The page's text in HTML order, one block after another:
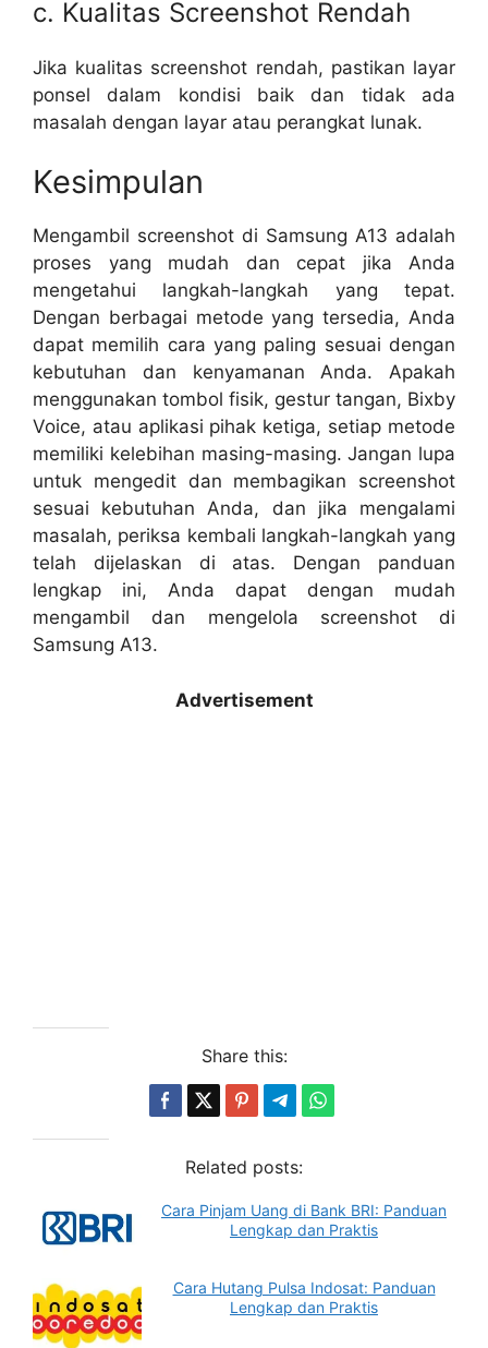
c. Kualitas Screenshot Rendah
Jika kualitas screenshot rendah, pastikan layar
ponsel dalam kondisi baik dan tidak ada
masalah dengan layar atau perangkat lunak.
Kesimpulan
Mengambil screenshot di Samsung A13 adalah
proses yang mudah dan cepat jika Anda
mengetahui langkah-langkah yang tepat.
Dengan berbagai metode yang tersedia, Anda
dapat memilih cara yang paling sesuai dengan
kebutuhan dan kenyamanan Anda. Apakah
menggunakan tombol fisik, gestur tangan, Bixby
Voice, atau aplikasi pihak ketiga, setiap metode
memiliki kelebihan masing-masing. Jangan lupa
untuk mengedit dan membagikan screenshot
sesuai kebutuhan Anda, dan jika mengalami
masalah, periksa kembali langkah-langkah yang
telah dijelaskan di atas. Dengan panduan
lengkap ini, Anda dapat dengan mudah
mengambil dan mengelola screenshot di
Samsung A13.
Advertisement
Share this:
Related posts:
Cara Pinjam Uang di Bank BRI: Panduan
Lengkap dan Praktis
Cara Hutang Pulsa Indosat: Panduan
Lengkap dan Praktis